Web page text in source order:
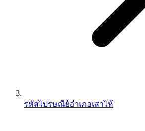
รหัสไปรษณีย์อำเภอเสาไห้